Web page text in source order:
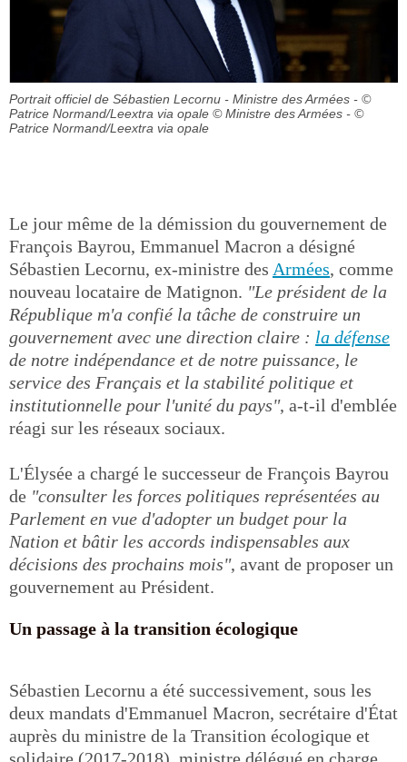
Portrait officiel de Sébastien Lecornu - Ministre des Armées - ©
Patrice Normand/Leextra via opale © Ministre des Armées - ©
Patrice Normand/Leextra via opale
Le jour même de la démission du gouvernement de
François Bayrou, Emmanuel Macron a désigné
Sébastien Lecornu, ex-ministre des Armées, comme
nouveau locataire de Matignon. "Le président de la
République m'a confié la tâche de construire un
gouvernement avec une direction claire : la défense
de notre indépendance et de notre puissance, le
service des Français et la stabilité politique et
institutionnelle pour l'unité du pays", a-t-il d'emblée
réagi sur les réseaux sociaux.
L'Élysée a chargé le successeur de François Bayrou
de "consulter les forces politiques représentées au
Parlement en vue d'adopter un budget pour la
Nation et bâtir les accords indispensables aux
décisions des prochains mois", avant de proposer un
gouvernement au Président.
Un passage à la transition écologique
Sébastien Lecornu a été successivement, sous les
deux mandats d'Emmanuel Macron, secrétaire d'État
auprès du ministre de la Transition écologique et